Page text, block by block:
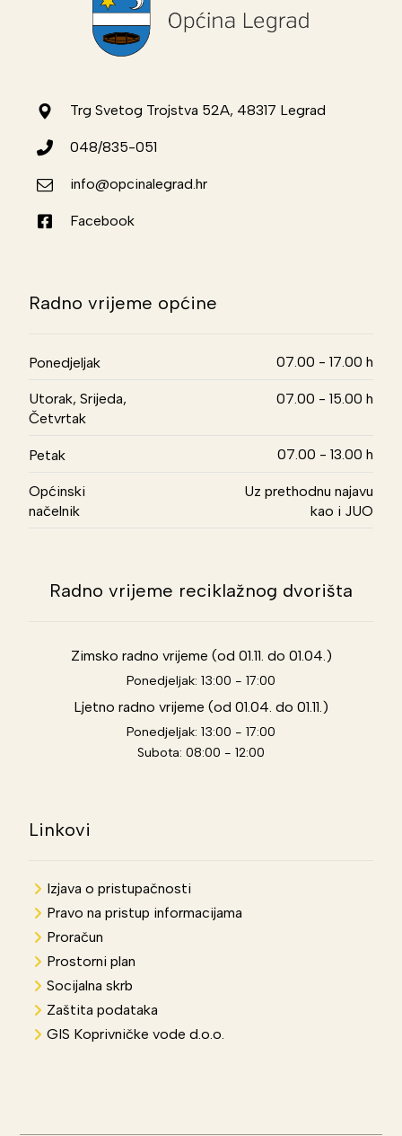
Trg Svetog Trojstva 52A, 48317 Legrad
048/835-051
info@opcinalegrad.hr
Facebook
Radno vrijeme općine
Ponedjeljak 07.00 - 17.00 h
Utorak, Srijeda,
Četvrtak
07.00 - 15.00 h
Petak 07.00 - 13.00 h
Općinski
načelnik
Uz prethodnu najavu
kao i JUO
Radno vrijeme reciklažnog dvorišta
Zimsko radno vrijeme (od 01.11. do 01.04.)
Ponedjeljak: 13:00 - 17:00
Ljetno radno vrijeme (od 01.04. do 01.11.)
Ponedjeljak: 13:00 - 17:00
Subota: 08:00 - 12:00
Linkovi
Izjava o pristupačnosti
Pravo na pristup informacijama
Proračun
Prostorni plan
Socijalna skrb
Zaštita podataka
GIS Koprivničke vode d.o.o.